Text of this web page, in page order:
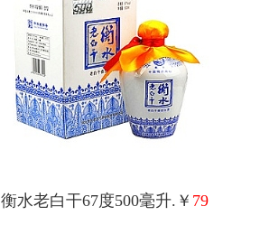
衡水老白干67度500毫升.￥ 79